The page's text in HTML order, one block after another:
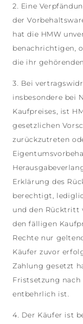
2. Eine
der
hat die HMW
benachrichtigen,
die ihr
3. Bei
insbesondere bei
Kaufpreises, ist
gesetzlichen
zurückzutreten
Erklärung des
berechtigt,
und den Rücktritt
den fälligen
Rechte nur
Käufer zuvor
Zahlung gesetzt
Fristsetzung
entbehrlich ist.
4. Der Käufer ist